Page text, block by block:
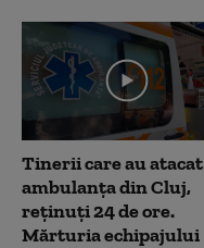
Tinerii care au atacat
ambulanța din Cluj,
reținuți 24 de ore.
Mărturia echipajului